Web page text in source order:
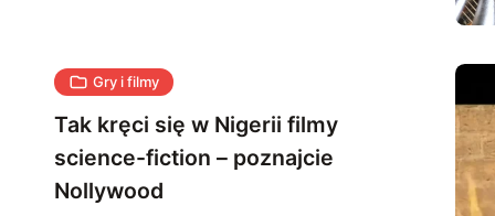
wypowiedzi Jensena Huanga podkreślają, że
choć ray tracing daje oczywiście […]
Gry i filmy
Tak kręci się w Nigerii filmy
science-fiction – poznajcie
Nollywood